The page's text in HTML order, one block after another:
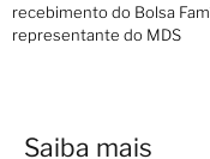
recebimento do Bolsa
representante do MDS
Saiba mais